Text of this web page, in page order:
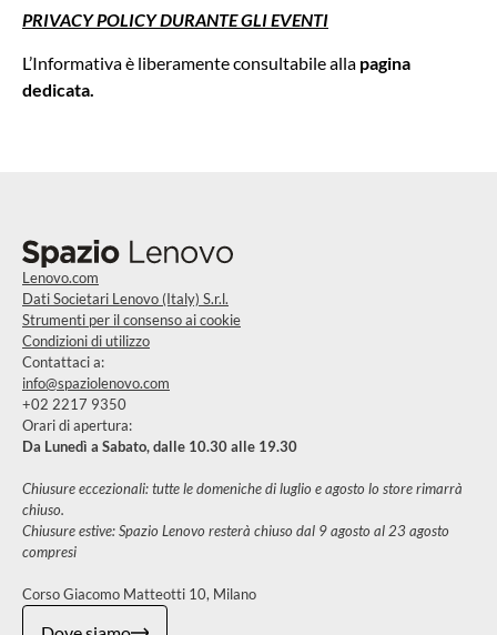
PRIVACY POLICY DURANTE GLI EVENTI
L’Informativa è liberamente consultabile alla pagina
dedicata.
Lenovo.com
Dati Societari Lenovo (Italy) S.r.l.
Strumenti per il consenso ai cookie
Condizioni di utilizzo
Contattaci a:
info@spaziolenovo.com
+02 2217 9350
Orari di apertura:
Da Lunedì a Sabato, dalle 10.30 alle 19.30
Chiusure eccezionali: tutte le domeniche di luglio e agosto lo store rimarrà
chiuso.
Chiusure estive: Spazio Lenovo resterà chiuso dal 9 agosto al 23 agosto
compresi
Corso Giacomo Matteotti 10, Milano